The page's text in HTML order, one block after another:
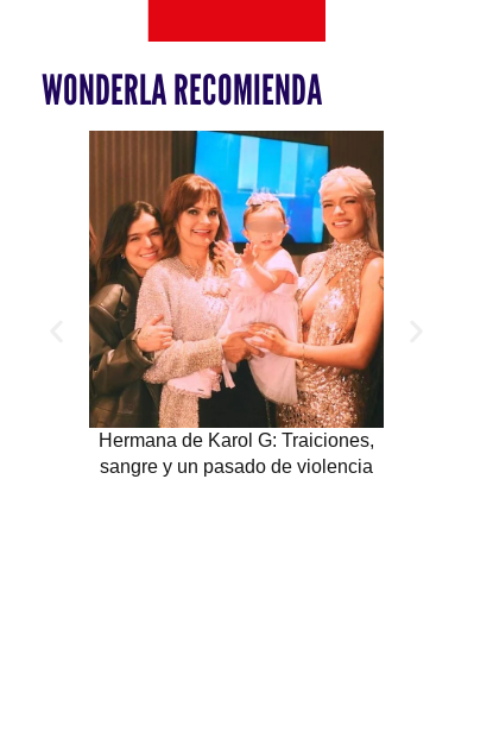
WONDERLA RECOMIENDA
Hermana de Karol G: Traiciones,
sangre y un pasado de violencia